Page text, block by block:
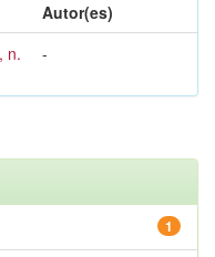
Autor(es)
n.
-
1